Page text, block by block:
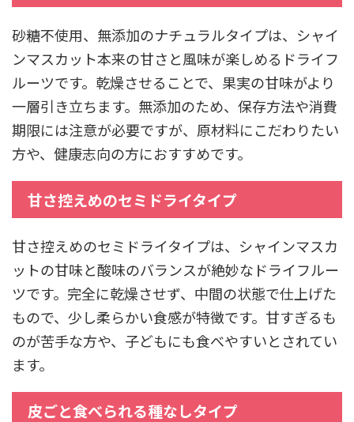
砂糖不使用、無添加のナチュラルタイプは、シャイ
ンマスカット本来の甘さと風味が楽しめるドライフ
ルーツです。乾燥させることで、果実の甘味がより
一層引き立ちます。無添加のため、保存方法や消費
期限には注意が必要ですが、原材料にこだわりたい
方や、健康志向の方におすすめです。
甘さ控えめのセミドライタイプ
甘さ控えめのセミドライタイプは、シャインマスカ
ットの甘味と酸味のバランスが絶妙なドライフルー
ツです。完全に乾燥させず、中間の状態で仕上げた
もので、少し柔らかい食感が特徴です。甘すぎるも
のが苦手な方や、子どもにも食べやすいとされてい
ます。
皮ごと食べられる種なしタイプ